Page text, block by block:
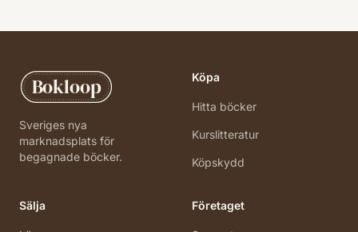
Bokloop
Sveriges nya
marknadsplats för
begagnade böcker.
Köpa
Hitta böcker
Kurslitteratur
Köpskydd
Sälja Företaget